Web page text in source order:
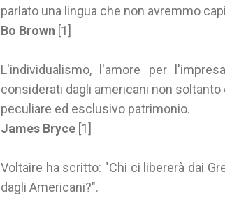
parlato una lingua che non avremmo
Bo Brown [1]
L'individualismo, l'amore per
considerati dagli americani non
peculiare ed esclusivo patrimonio.
James Bryce [1]
Voltaire ha scritto: "Chi ci libererà dai
dagli Americani?".